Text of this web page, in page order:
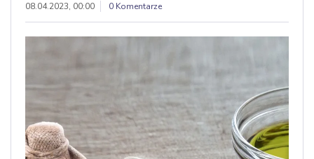
08.04.2023, 00:00 0 Komentarze